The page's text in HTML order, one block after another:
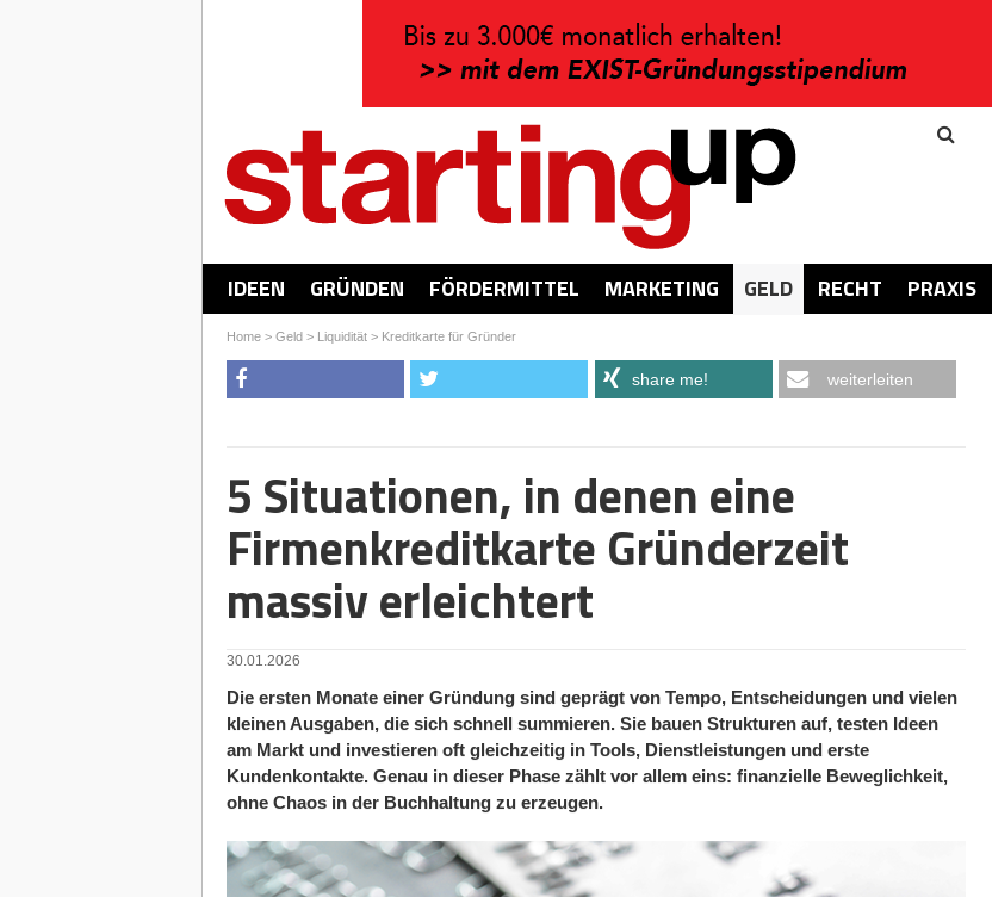
IDEEN GRÜNDEN FÖRDERMITTEL MARKETING GELD RECHT PRAXIS
Home> Geld> Liquidität> Kreditkarte für Gründer
share me! weiterleiten
5 Situationen, in denen eine
Firmenkreditkarte Gründerzeit
massiv erleichtert
30.01.2026
Die ersten Monate einer Gründung sind geprägt von Tempo, Entscheidungen und vielen
kleinen Ausgaben, die sich schnell summieren. Sie bauen Strukturen auf, testen Ideen
am Markt und investieren oft gleichzeitig in Tools, Dienstleistungen und erste
Kundenkontakte. Genau in dieser Phase zählt vor allem eins: finanzielle Beweglichkeit,
ohne Chaos in der Buchhaltung zu erzeugen.